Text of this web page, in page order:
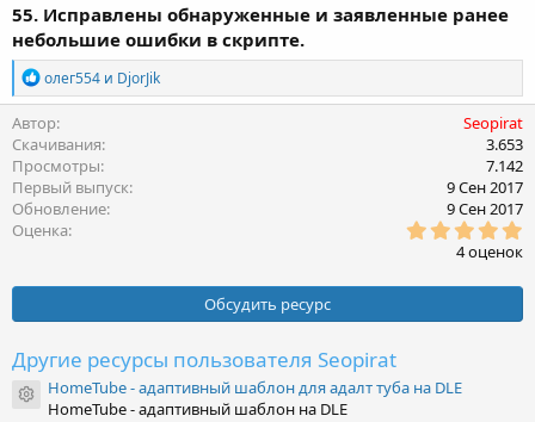
55. Исправлены обнаруженные и заявленные ранее
небольшие ошибки в скрипте.
Р
е
к
ц
и
и
:
олег554 и DjorJik
Автор
Seopirat
Скачивания
3.653
Просмотры
7.142
Первый выпуск
9 Сен 2017
Обновление
9 Сен 2017
Оценка
,
0
0
в
4 оценок
Обсудить ресурс
Другие ресурсы пользователя Seopirat
Иконка ресурса
HomeTube - адаптивный шаблон для адалт туба на DLE
HomeTube - адаптивный шаблон на DLE